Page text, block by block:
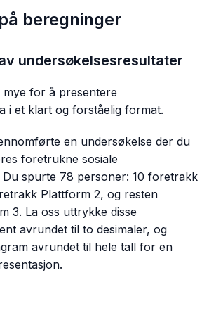
beregninger
undersøkelsesresultater
for å presentere
i et klart og forståelig format.
en undersøkelse der du
foretrukne sosiale
Du spurte 78 personer: 10 foretrakk
Plattform 2, og resten
3. La oss uttrykke disse
avrundet til to desimaler, og
avrundet til hele tall for en